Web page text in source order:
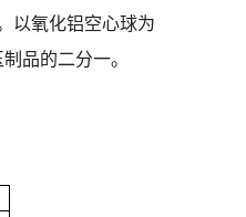
以氧化铝空心球为
品的二分一。